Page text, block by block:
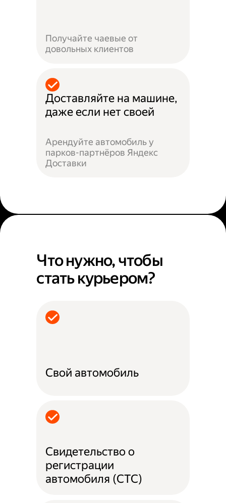
Получайте чаевые от
довольных клиентов
Доставляйте на машине,
даже если нет своей
Арендуйте автомобиль у
парков-партнёров Яндекс
Доставки
Что нужно, чтобы
стать курьером?
Свой автомобиль
Свидетельство о
регистрации
автомобиля (СТС)